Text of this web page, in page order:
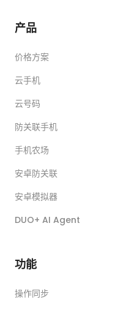
产品
价格方案
云手机
云号码
防关联手机
手机农场
安卓防关联
安卓模拟器
DUO+ AI Agent
功能
操作同步